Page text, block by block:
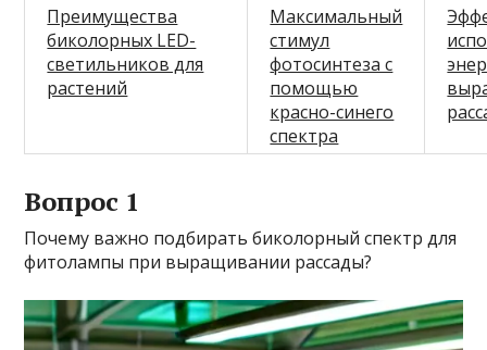
Преимущества
биколорных LED-
светильников для
растений
Максимальный
стимул
фотосинтеза с
помощью
красно-синего
спектра
Вопрос 1
Почему важно подбирать биколорный спектр для
фитолампы при выращивании рассады?